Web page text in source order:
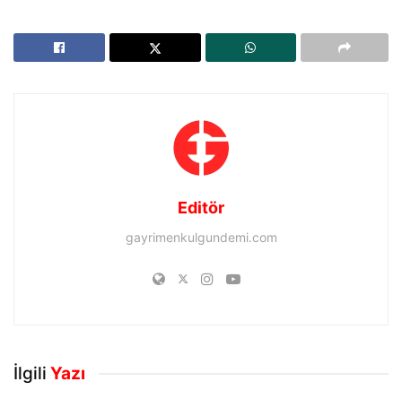
Editör
gayrimenkulgundemi.com
İlgili Yazı